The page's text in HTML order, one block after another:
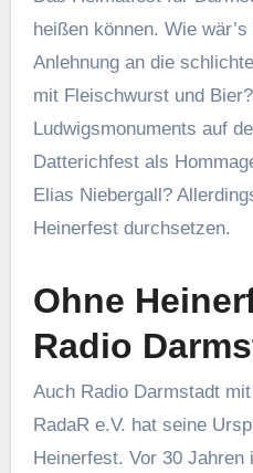
heißen können. Wie
Anlehnung an die
mit Fleischwurst und
Ludwigsmonuments auf
Datterichfest als
Elias Niebergall?
Heinerfest durchsetzen.
Ohne
Radio
Auch Radio Darmstadt
RadaR e.V. hat seine
Heinerfest. Vor 30